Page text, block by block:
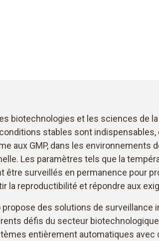
biotechnologies et les sciences de
stables sont
aux GMP, dans les environnements
Les paramètres tels que la
être surveillés en permanence pour
la reproductibilité et répondre aux
propose des solutions de surveillance
défis du secteur
entièrement automatiques avec